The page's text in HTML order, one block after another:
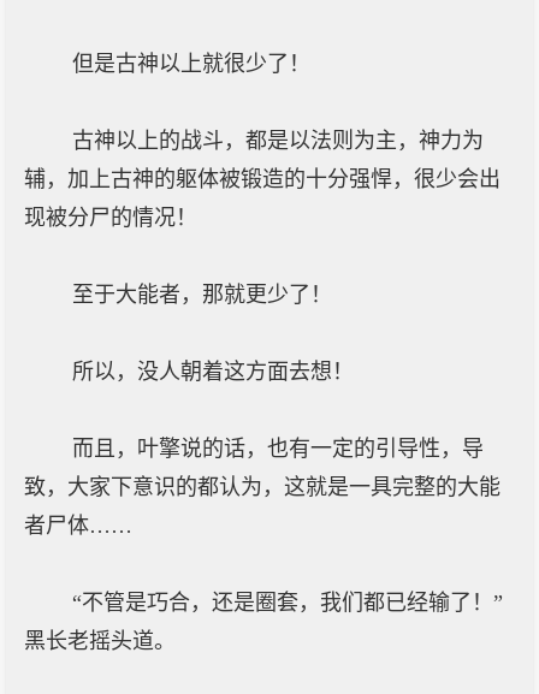
但是古神以上就很少了！
古神以上的战斗，都是以法则为主，神力为
辅，加上古神的躯体被锻造的十分强悍，很少会出
现被分尸的情况！
至于大能者，那就更少了！
所以，没人朝着这方面去想！
而且，叶擎说的话，也有一定的引导性，导
致，大家下意识的都认为，这就是一具完整的大能
者尸体……
“不管是巧合，还是圈套，我们都已经输了！”
黑长老摇头道。